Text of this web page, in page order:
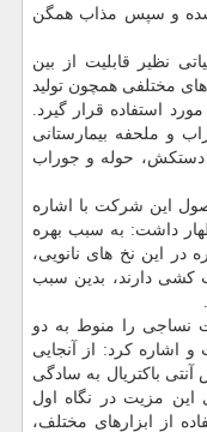
و سپس مذاب همگن
نظیر قابلیت از بین
مختلفی همچون تولید
استفاده قرار گیرد.
و ملحفه بیمارستانی
دستكش، حوله و جوراب
این شركت با اشاره
داشت: به سبب بهره
در این نخ های نانویی،
كشی دارند، بدین سبب
نساجی را منوط به دو
اشاره كرد: از آنجایی
باكتریال به سادگی
مزیت در نگاه اول
از ابزارهای مختلف،